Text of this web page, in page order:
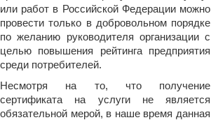
или работ в Российской Федерации можно
провести только в добровольном порядке
по желанию руководителя организации с
целью повышения рейтинга предприятия
среди потребителей.
Несмотря на то, что получение
сертификата на услуги не является
обязательной мерой, в наше время данная